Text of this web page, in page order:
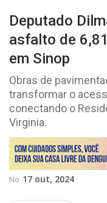
Deputado
asfalto de
em Sinop
Obras de
transformar o
conectando o
Virginia.
No 17 out, 2024